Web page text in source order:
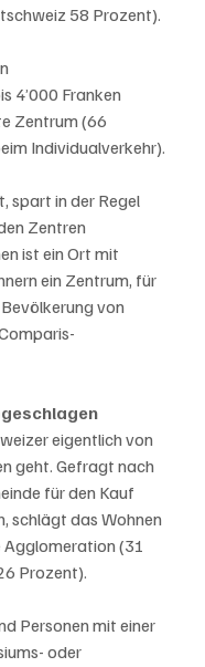
58 Prozent).
4’000 Franken
Zentrum (66
Individualverkehr).
spart in der Regel
Zentren
ist ein Ort mit
ein Zentrum, für
von
eigentlich von
geht. Gefragt nach
für den Kauf
schlägt das Wohnen
(31
Prozent).
Personen mit einer
oder